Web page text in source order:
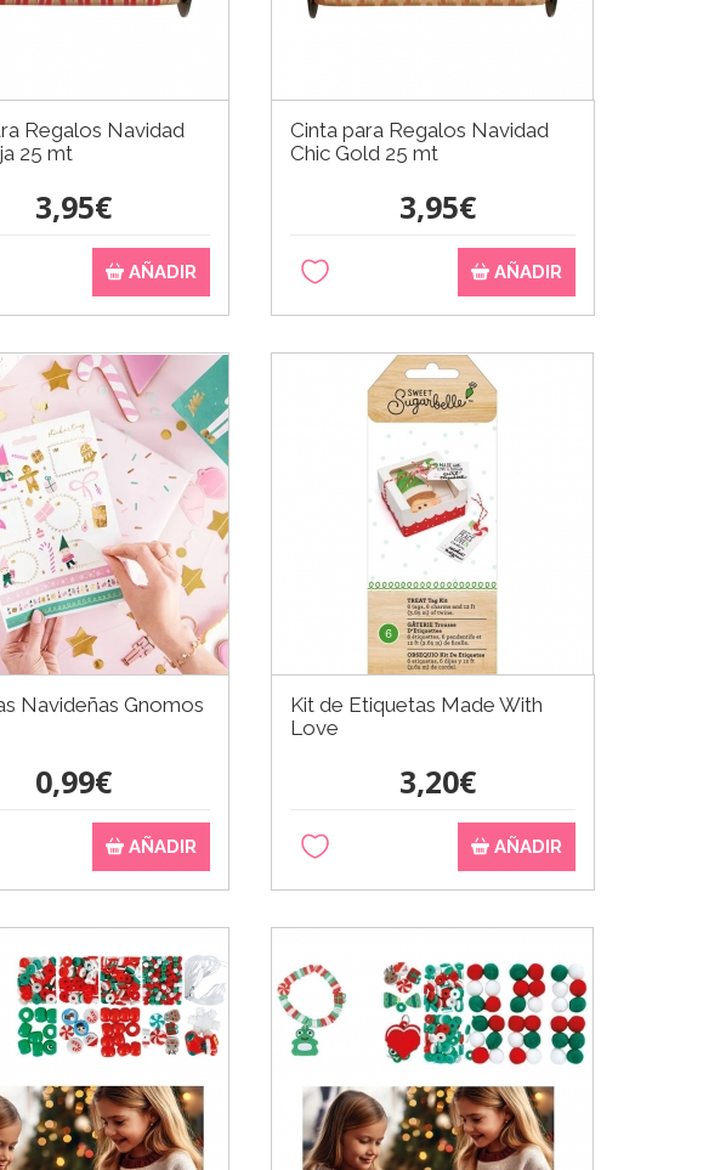
Regalos Navidad
25 mt
3,95€
AÑADIR
Cinta para Regalos Navidad
Chic Gold 25 mt
3,95€
AÑADIR
Navideñas Gnomos
0,99€
AÑADIR
Kit de Etiquetas Made With
Love
3,20€
AÑADIR